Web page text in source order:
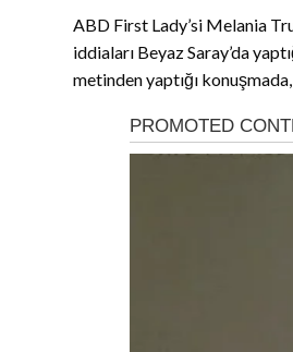
ABD First Lady’si Melania
iddiaları Beyaz Saray’da
metinden yaptığı